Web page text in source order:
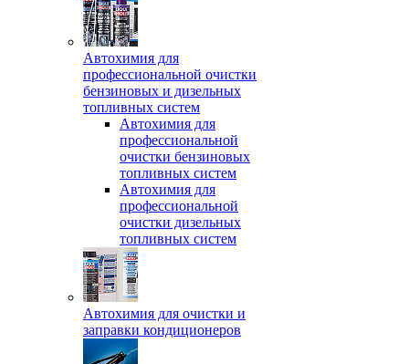
Автохимия для
профессиональной очистки
бензиновых и дизельных
топливных систем
Автохимия для
профессиональной
очистки бензиновых
топливных систем
Автохимия для
профессиональной
очистки дизельных
топливных систем
Автохимия для очистки и
заправки кондиционеров